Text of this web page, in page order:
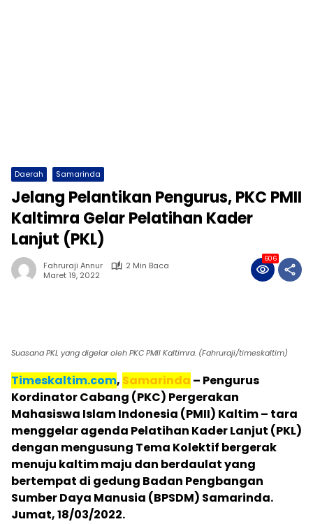
Daerah Samarinda
Jelang Pelantikan Pengurus, PKC PMII
Kaltimra Gelar Pelatihan Kader
Lanjut (PKL)
Fahruraji Annur
2 Min Baca
Maret 19, 2022
606
Suasana PKL yang digelar oleh PKC PMII Kaltimra. (Fahruraji/timeskaltim)
Timeskaltim.com, Samarinda – Pengurus
Kordinator Cabang (PKC) Pergerakan
Mahasiswa Islam Indonesia (PMII) Kaltim – tara
menggelar agenda Pelatihan Kader Lanjut (PKL)
dengan mengusung Tema Kolektif bergerak
menuju kaltim maju dan berdaulat yang
bertempat di gedung Badan Pengbangan
Sumber Daya Manusia (BPSDM) Samarinda.
Jumat, 18/03/2022.